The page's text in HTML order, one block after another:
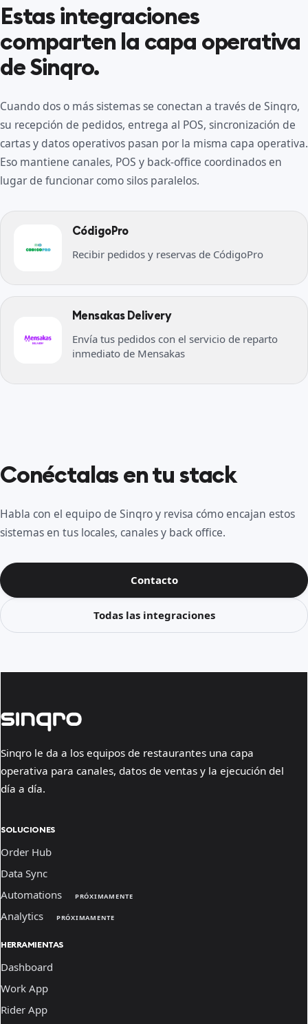
Estas integraciones
comparten la capa operativa
de Sinqro.
Cuando dos o más sistemas se conectan a través de Sinqro,
su recepción de pedidos, entrega al POS, sincronización de
cartas y datos operativos pasan por la misma capa operativa.
Eso mantiene canales, POS y back-office coordinados en
lugar de funcionar como silos paralelos.
CódigoPro
Recibir pedidos y reservas de CódigoPro
Mensakas Delivery
Envía tus pedidos con el servicio de reparto
inmediato de Mensakas
Conéctalas en tu stack
Habla con el equipo de Sinqro y revisa cómo encajan estos
sistemas en tus locales, canales y back office.
Contacto
Todas las integraciones
Sinqro le da a los equipos de restaurantes una capa
operativa para canales, datos de ventas y la ejecución del
día a día.
SOLUCIONES
Order Hub
Data Sync
Automations
PRÓXIMAMENTE
Analytics PRÓXIMAMENTE
HERRAMIENTAS
Dashboard
Work App
Rider App